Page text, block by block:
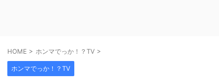
HOME > ホンマでっか！？TV >
ホンマでっか！？TV